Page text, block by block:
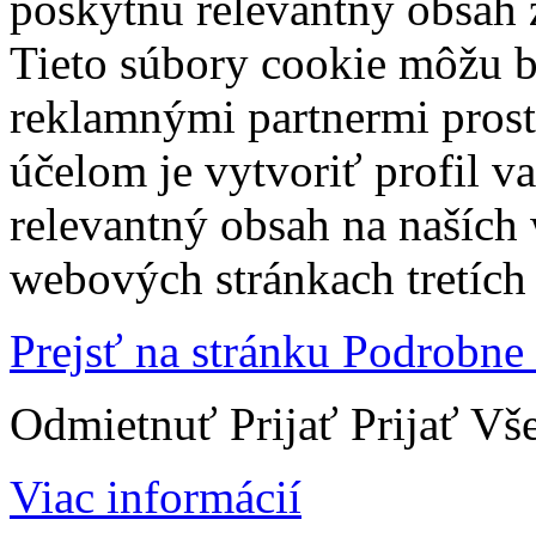
Tieto súbory cookie môžu
reklamnými partnermi
účelom je vytvoriť profil
relevantný obsah na
webových stránkach tretích
Prejsť na stránku
Odmietnuť Prijať Prijať
Viac informácií